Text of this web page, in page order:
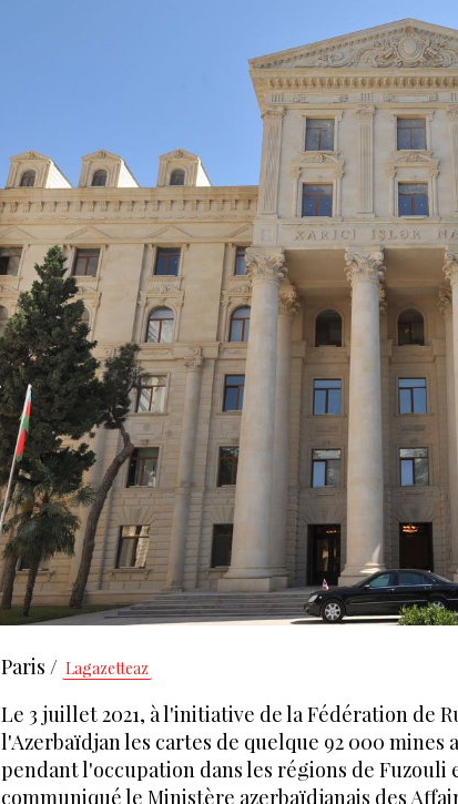
Paris / Lagazetteaz
Le 3 juillet 2021, à l'initiative de la Fédération de
l'Azerbaïdjan les cartes de quelque 92 000
pendant l'occupation dans les régions de
communiqué le Ministère azerbaïdjanais des